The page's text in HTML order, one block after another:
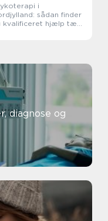
i
sådan finder
kvalificeret hjælp tæt
diagnose og